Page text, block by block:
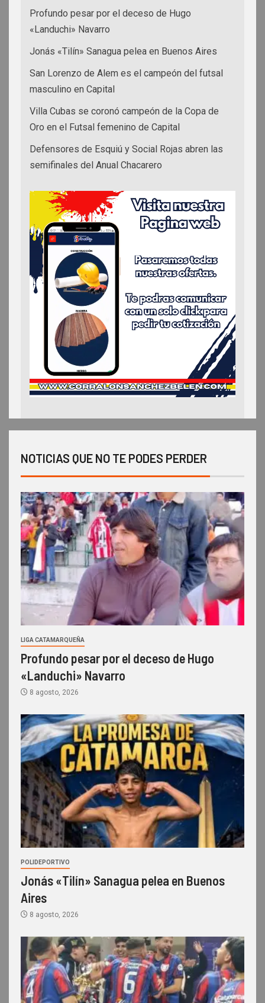
Profundo pesar por el deceso de Hugo
«Landuchi» Navarro
Jonás «Tilín» Sanagua pelea en Buenos Aires
San Lorenzo de Alem es el campeón del futsal
masculino en Capital
Villa Cubas se coronó campeón de la Copa de
Oro en el Futsal femenino de Capital
Defensores de Esquiú y Social Rojas abren las
semifinales del Anual Chacarero
NOTICIAS QUE NO TE PODES PERDER
LIGA CATAMARQUEÑA
Profundo pesar por el deceso de Hugo
«Landuchi» Navarro
8 agosto, 2026
POLIDEPORTIVO
Jonás «Tilín» Sanagua pelea en Buenos
Aires
8 agosto, 2026